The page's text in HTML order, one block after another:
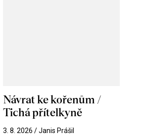
Návrat ke kořenům /
Tichá přítelkyně
3. 8. 2026 / Janis Prášil